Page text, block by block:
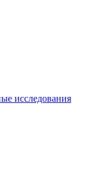
исследования